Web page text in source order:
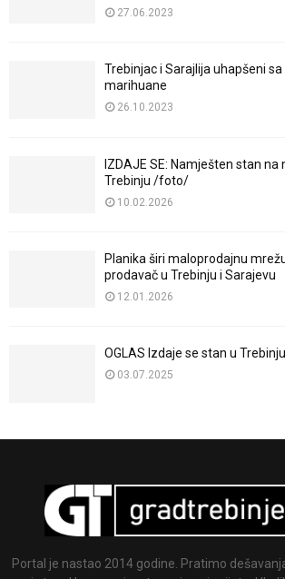
27.06.2023
Trebinjac i Sarajlija uhapšeni
marihuane
26.10.2023
IZDAJE SE: Namješten stan na
Trebinju /foto/
10.02.2026
Planika širi maloprodajnu
prodavač u Trebinju i Sarajevu
12.01.2026
OGLAS Izdaje se stan u
03.07.2025
Portal je nastao 2014 godine. Pratimo